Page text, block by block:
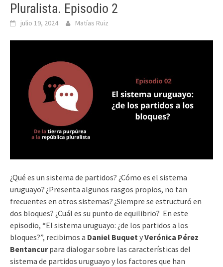
Pluralista. Episodio 2
julio 19, 2024 Matías Ruiz
¿Qué es un sistema de partidos? ¿Cómo es el sistema
uruguayo? ¿Presenta algunos rasgos propios, no tan
frecuentes en otros sistemas? ¿Siempre se estructuró en
dos bloques? ¿Cuál es su punto de equilibrio? En este
episodio, “El sistema uruguayo: ¿de los partidos a los
bloques?”, recibimos a Daniel Buquet yVerónica Pérez
Bentancurpara dialogar sobre las características del
sistema de partidos uruguayo y los factores que han